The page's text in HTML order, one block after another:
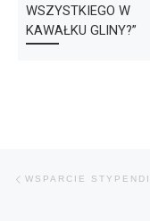
WSZYSTKIEGO W
KAWAŁKU GLINY?”